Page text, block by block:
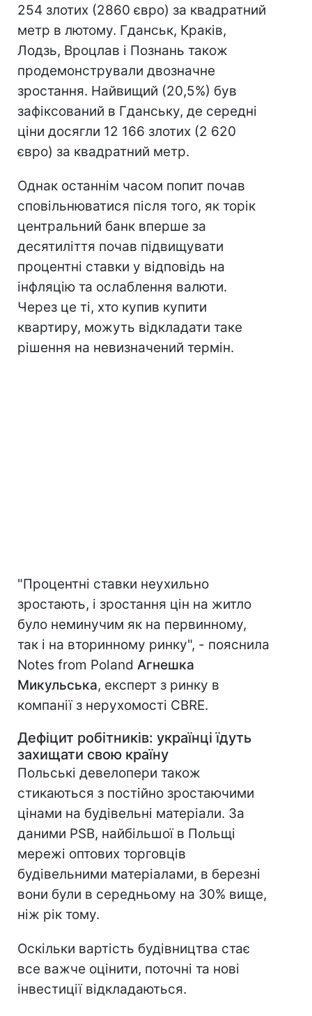
254 злотих (2860 євро) за квадратний
метр в лютому. Гданськ, Краків,
Лодзь, Вроцлав і Познань також
продемонстрували двозначне
зростання. Найвищий (20,5%) був
зафіксований в Гданську, де середні
ціни досягли 12 166 злотих (2 620
євро) за квадратний метр.
Однак останнім часом попит почав
сповільнюватися після того, як торік
центральний банк вперше за
десятиліття почав підвищувати
процентні ставки у відповідь на
інфляцію та ослаблення валюти.
Через це ті, хто купив купити
квартиру, можуть відкладати таке
рішення на невизначений термін.
"Процентні ставки неухильно
зростають, і зростання цін на житло
було неминучим як на первинному,
так і на вторинному ринку", - пояснила
Notes from Poland Агнешка
Микульська, експерт з ринку в
компанії з нерухомості CBRE.
Дефіцит робітників: українці їдуть
захищати свою країну
Польські девелопери також
стикаються з постійно зростаючими
цінами на будівельні матеріали. За
даними PSB, найбільшої в Польщі
мережі оптових торговців
будівельними матеріалами, в березні
вони були в середньому на 30% вище,
ніж рік тому.
Оскільки вартість будівництва стає
все важче оцінити, поточні та нові
інвестиції відкладаються.